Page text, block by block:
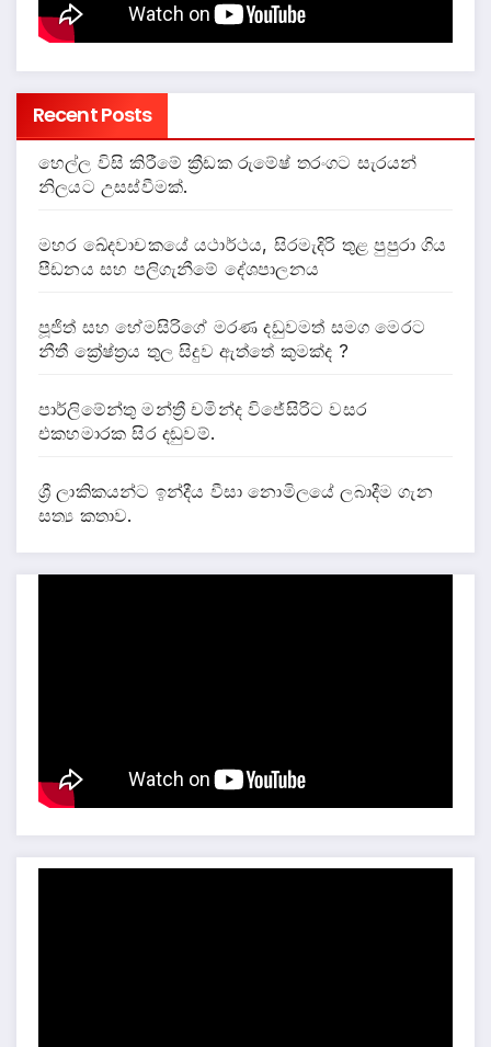
Recent Posts
හෙල්ල විසි කිරීමේ ක්‍රීඩක රුමේෂ් තරංගට සැරයන්
නිලයට උසස්වීමක්.
මහර ඛේදවාචකයේ යථාර්ථය, සිරමැදිරි තුළ පුපුරා ගිය
පීඩනය සහ පලිගැනීමේ දේශපාලනය
පූජිත් සහ හේමසිරිගේ මරණ දඩුවමත් සමග මෙරට
නීතී ක්‍රේෂ්ත්‍රය තුල සිදුව ඇත්තේ කුමක්ද ?
පාර්ලිමේන්තු මන්ත්‍රී චමින්ද විජේසිරිට වසර
එකහමාරක සිර දඬුවම්.
ශ්‍රී ලාකිකයන්ට ඉන්දීය වීසා නොමිලයේ ලබාදීම ගැන
සත්‍ය කතාව.